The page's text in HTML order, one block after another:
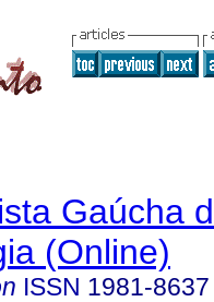
Gaúcha
(Online)
ISSN 1981-8637